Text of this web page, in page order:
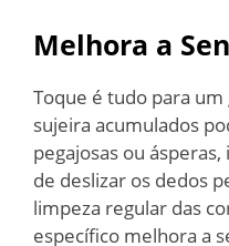
Melhora a
Toque é tudo para
sujeira acumulados
pegajosas ou
de deslizar os dedos
limpeza regular das
específico melhora a